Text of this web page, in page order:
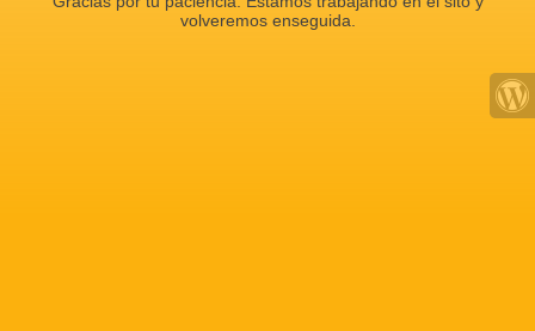
volveremos enseguida.